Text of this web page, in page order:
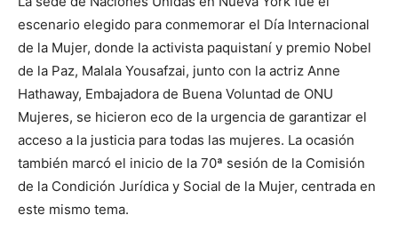
escenario elegido para conmemorar el Día Internacional
de la Mujer, donde la activista paquistaní y premio Nobel
de la Paz, Malala Yousafzai, junto con la actriz Anne
Hathaway, Embajadora de Buena Voluntad de ONU
Mujeres, se hicieron eco de la urgencia de garantizar el
acceso a la justicia para todas las mujeres. La ocasión
también marcó el inicio de la 70ª sesión de la Comisión
de la Condición Jurídica y Social de la Mujer, centrada en
este mismo tema.